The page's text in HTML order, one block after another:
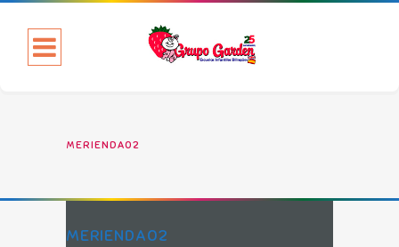
MERIENDA02
MERIENDA02